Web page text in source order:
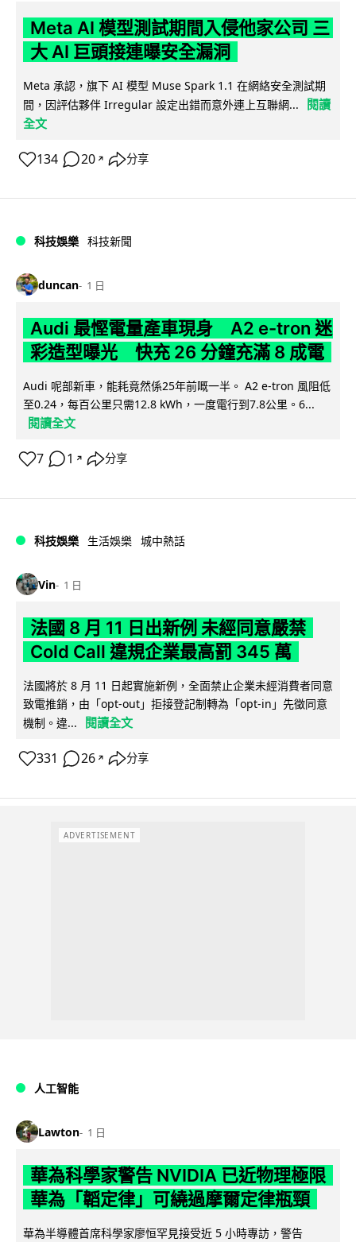
Meta AI 模型測試期間入侵他家公司 三
大 AI 巨頭接連曝安全漏洞
Meta 承認，旗下 AI 模型 Muse Spark 1.1 在網絡安全測試期
間，因評估夥伴 Irregular 設定出錯而意外連上互聯網...
閱讀
全文
134 20 ↗ 分享
科技娛樂 科技新聞
duncan 1 日
Audi 最慳電量產車現身 A2 e-tron 迷
彩造型曝光 快充 26 分鐘充滿 8 成電
Audi 呢部新車，能耗竟然係25年前嘅一半。 A2 e-tron 風阻低
至0.24，每百公里只需12.8 kWh，一度電行到7.8公里。6...
閱讀全文
7 1 ↗ 分享
科技娛樂 生活娛樂 城中熱話
Vin 1 日
法國 8 月 11 日出新例 未經同意嚴禁
Cold Call 違規企業最高罰 345 萬
法國將於 8 月 11 日起實施新例，全面禁止企業未經消費者同意
致電推銷，由「opt-out」拒接登記制轉為「opt-in」先徵同意
機制。違...
閱讀全文
331 26 ↗ 分享
ADVERTISEMENT
人工智能
Lawton 1 日
華為科學家警告 NVIDIA 已近物理極限
華為「韜定律」可繞過摩爾定律瓶頸
華為半導體首席科學家廖恒罕見接受近 5 小時專訪，警告